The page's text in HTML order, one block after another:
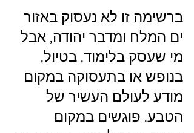
ברשימה זו לא נעסוק באזור
ים המלח ומדבר יהודה, אבל
מי שעסק בלימוד, בטיול,
בנופש או בתעסוקה במקום
מודע לעולם העשיר של
הטבע. פוגשים במקום